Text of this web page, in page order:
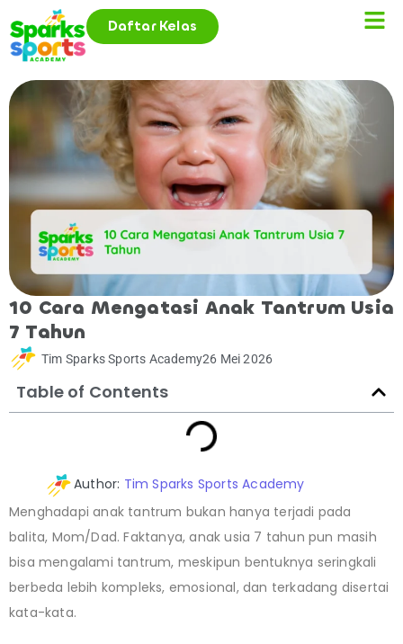
Daftar Kelas
10 Cara Mengatasi Anak Tantrum Usia
7 Tahun
Tim Sparks Sports Academy26 Mei 2026
Table of Contents
Author: Tim Sparks Sports Academy
Menghadapi anak tantrum bukan hanya terjadi pada
balita, Mom/Dad. Faktanya, anak usia 7 tahun pun masih
bisa mengalami tantrum, meskipun bentuknya seringkali
berbeda lebih kompleks, emosional, dan terkadang disertai
kata-kata.